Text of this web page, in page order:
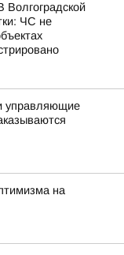
ЧС не
управляющие
на